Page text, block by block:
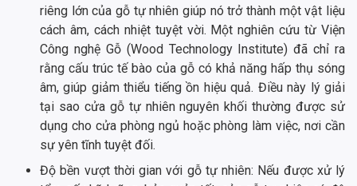
riêng lớn của gỗ tự nhiên giúp nó trở thành một vật liệu
cách âm, cách nhiệt tuyệt vời. Một nghiên cứu từ Viện
Công nghệ Gỗ (Wood Technology Institute) đã chỉ ra
rằng cấu trúc tế bào của gỗ có khả năng hấp thụ sóng
âm, giúp giảm thiểu tiếng ồn hiệu quả. Điều này lý giải
tại sao cửa gỗ tự nhiên nguyên khối thường được sử
dụng cho cửa phòng ngủ hoặc phòng làm việc, nơi cần
sự yên tĩnh tuyệt đối.
Độ bền vượt thời gian với gỗ tự nhiên: Nếu được xử lý